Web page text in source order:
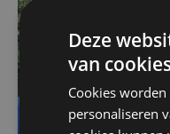
Deze
van
Cookies
personaliseren